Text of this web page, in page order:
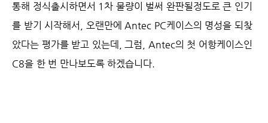
통해 정식출시하면서 1차 물량이 벌써 완판될정도로 큰 인기
를 받기 시작해서, 오랜만에 Antec PC케이스의 명성을 되찾
았다는 평가를 받고 있는데, 그럼, Antec의 첫 어항케이스인
C8을 한 번 만나보도록 하겠습니다.